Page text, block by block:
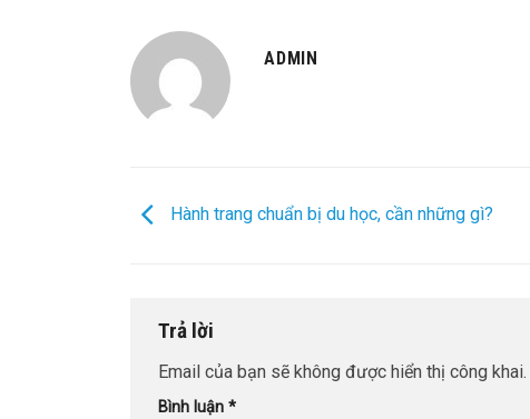
ADMIN
Hành trang chuẩn bị du học, cần những gì?
Trả lời
Email của bạn sẽ không được hiển thị công khai.
Bình luận *